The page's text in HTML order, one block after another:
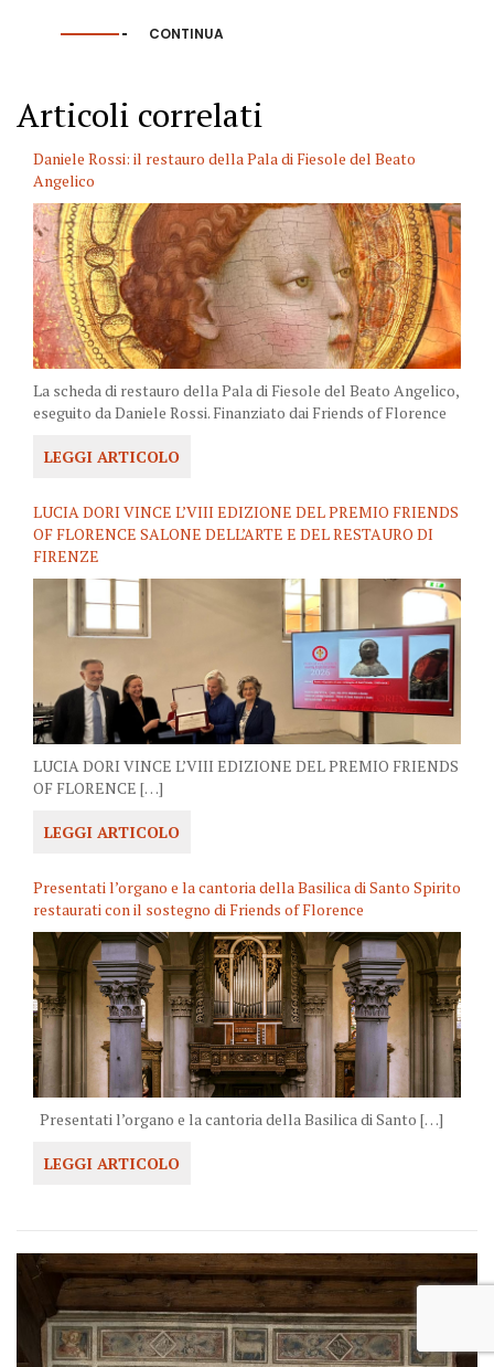
CONTINUA
Articoli correlati
Daniele Rossi: il restauro della Pala di Fiesole del Beato
Angelico
La scheda di restauro della Pala di Fiesole del Beato Angelico,
eseguito da Daniele Rossi. Finanziato dai Friends of Florence
LEGGI ARTICOLO
LUCIA DORI VINCE L’VIII EDIZIONE DEL PREMIO FRIENDS
OF FLORENCE SALONE DELL’ARTE E DEL RESTAURO DI
FIRENZE
LUCIA DORI VINCE L’VIII EDIZIONE DEL PREMIO FRIENDS
OF FLORENCE […]
LEGGI ARTICOLO
Presentati l’organo e la cantoria della Basilica di Santo Spirito
restaurati con il sostegno di Friends of Florence
Presentati l’organo e la cantoria della Basilica di Santo […]
LEGGI ARTICOLO